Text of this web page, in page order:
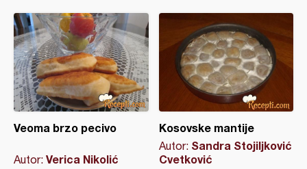
Veoma brzo pecivo
Autor: Verica Nikolić
Kosovske mantije
Autor: Sandra Stojiljković
Cvetković